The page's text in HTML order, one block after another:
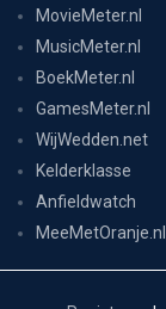
MovieMeter.nl
MusicMeter.nl
BoekMeter.nl
GamesMeter.nl
WijWedden.net
Kelderklasse
Anfieldwatch
MeeMetOranje.nl